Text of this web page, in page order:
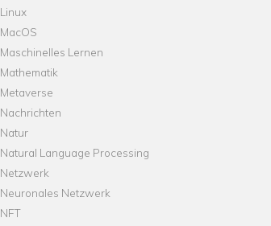
Linux
MacOS
Maschinelles Lernen
Mathematik
Metaverse
Nachrichten
Natur
Natural Language Processing
Netzwerk
Neuronales Netzwerk
NFT